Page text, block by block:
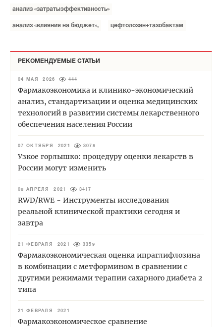
анализ «затратыэффективность»
анализ «влияния на бюджет», цефтолозан+тазобактам
РЕКОМЕНДУЕМЫЕ СТАТЬИ
04 МАЯ 2026 444
Фармакоэкономика и клинико-экономический
анализ, стандартизации и оценка медицинских
технологий в развитии системы лекарственного
обеспечения населения России
07 ОКТЯБРЯ 2021 3078
Узкое горлышко: процедуру оценки лекарств в
России могут изменить
08 АПРЕЛЯ 2021 3417
RWD/RWE - Инструменты исследования
реальной клинической практики сегодня и
завтра
21 ФЕВРАЛЯ 2021 3359
Фармакоэкономическая оценка ипраглифлозина
в комбинации с метформином в сравнении с
другими режимами терапии сахарного диабета 2
типа
21 ФЕВРАЛЯ 2021
Фармакоэкономическое сравнение